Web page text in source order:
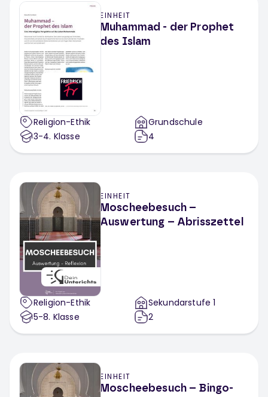
EINHEIT
Muhammad - der Prophet
des Islam
Religion-Ethik
3-4. Klasse
Grundschule
4
EINHEIT
Moscheebesuch –
Auswertung – Abrisszettel
Religion-Ethik
5-8. Klasse
Sekundarstufe 1
2
EINHEIT
Moscheebesuch – Bingo-